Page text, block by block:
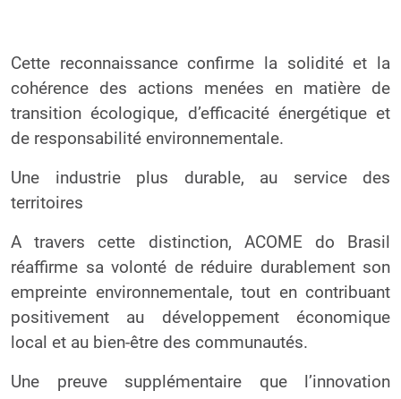
Cette reconnaissance confirme la solidité et la
cohérence des actions menées en matière de
transition écologique, d’efficacité énergétique et
de responsabilité environnementale.
Une industrie plus durable, au service des
territoires
A travers cette distinction, ACOME do Brasil
réaffirme sa volonté de réduire durablement son
empreinte environnementale, tout en contribuant
positivement au développement économique
local et au bien-être des communautés.
Une preuve supplémentaire que l’innovation